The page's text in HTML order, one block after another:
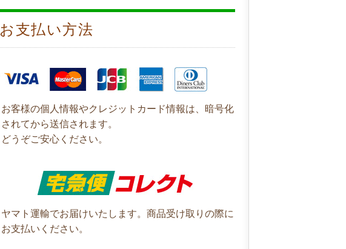
お支払い方法
お客様の個人情報やクレジットカード情報は、暗号化
されてから送信されます。
どうぞご安心ください。
ヤマト運輸でお届けいたします。商品受け取りの際に
お支払いください。